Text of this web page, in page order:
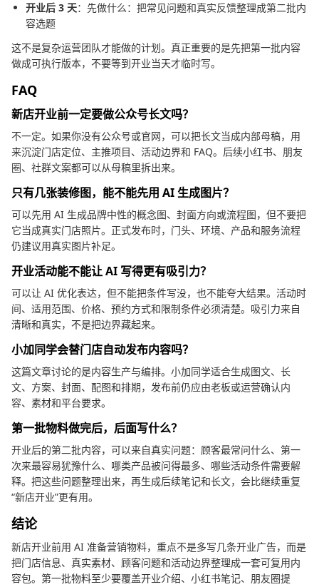
开业后 3 天：先做什么：把常见问题和真实反馈整理成第二批内
容选题
这不是复杂运营团队才能做的计划。真正重要的是先把第一批内容
做成可执行版本，不要等到开业当天才临时写。
FAQ
新店开业前一定要做公众号长文吗？
不一定。如果你没有公众号或官网，可以把长文当成内部母稿，用
来沉淀门店定位、主推项目、活动边界和 FAQ。后续小红书、朋友
圈、社群文案都可以从母稿里拆出来。
只有几张装修图，能不能先用 AI 生成图片？
可以先用 AI 生成品牌中性的概念图、封面方向或流程图，但不要把
它当成真实门店照片。正式发布时，门头、环境、产品和服务流程
仍建议用真实图片补足。
开业活动能不能让 AI 写得更有吸引力？
可以让 AI 优化表达，但不能把条件写没，也不能夸大结果。活动时
间、适用范围、价格、预约方式和限制条件必须清楚。吸引力来自
清晰和真实，不是把边界藏起来。
小加同学会替门店自动发布内容吗？
这篇文章讨论的是内容生产与编排。小加同学适合生成图文、长
文、方案、封面、配图和排期，发布前仍应由老板或运营确认内
容、素材和平台要求。
第一批物料做完后，后面写什么？
开业后的第二批内容，可以来自真实问题：顾客最常问什么、第一
次来最容易犹豫什么、哪类产品被问得最多、哪些活动条件需要解
释。把这些问题整理出来，再生成后续笔记和长文，会比继续重复
“新店开业”更有用。
结论
新店开业前用 AI 准备营销物料，重点不是多写几条开业广告，而是
把门店信息、真实素材、顾客问题和活动边界整理成一套可复用内
容包。第一批物料至少要覆盖开业介绍、小红书笔记、朋友圈提